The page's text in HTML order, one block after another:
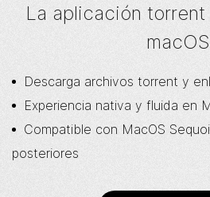
La aplicación torrent
macOS
Descarga archivos torrent y
Experiencia nativa y fluida en
Compatible con MacOS
posteriores